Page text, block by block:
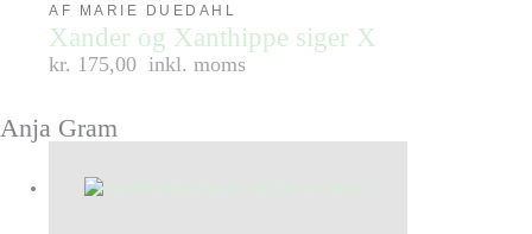
AF MARIE DUEDAHL
Xander og Xanthippe siger X
kr. 175,00 inkl. moms
Anja Gram